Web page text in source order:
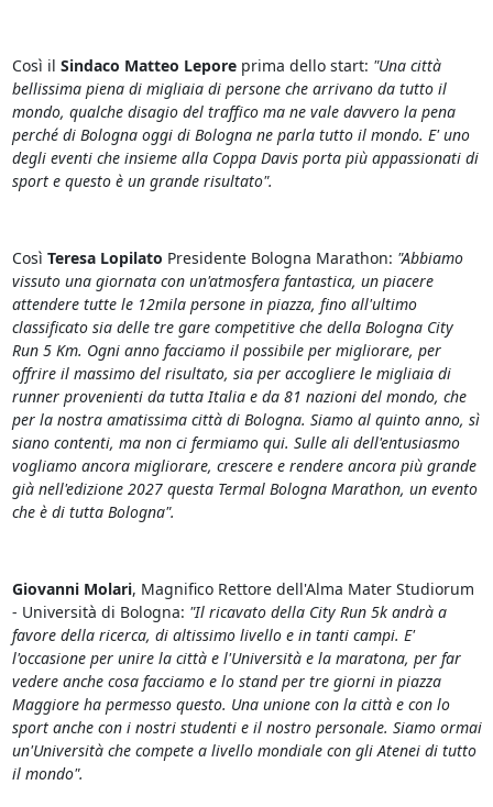
Così il Sindaco Matteo Leporeprima dello start: "Una città
bellissima piena di migliaia di persone che arrivano da tutto il
mondo, qualche disagio del traffico ma ne vale davvero la pena
perché di Bologna oggi di Bologna ne parla tutto il mondo. E' uno
degli eventi che insieme alla Coppa Davis porta più appassionati di
sport e questo è un grande risultato".
Così Teresa Lopilato Presidente Bologna Marathon: "Abbiamo
vissuto una giornata con un'atmosfera fantastica, un piacere
attendere tutte le 12mila persone in piazza, fino all'ultimo
classificato sia delle tre gare competitive che della Bologna City
Run 5 Km. Ogni anno facciamo il possibile per migliorare, per
offrire il massimo del risultato, sia per accogliere le migliaia di
runner provenienti da tutta Italia e da 81 nazioni del mondo, che
per la nostra amatissima città di Bologna. Siamo al quinto anno, sì
siano contenti, ma non ci fermiamo qui. Sulle ali dell'entusiasmo
vogliamo ancora migliorare, crescere e rendere ancora più grande
già nell'edizione 2027 questa Termal Bologna Marathon, un evento
che è di tutta Bologna".
Giovanni Molari, Magnifico Rettore dell'Alma Mater Studiorum
- Università di Bologna: "Il ricavato della City Run 5k andrà a
favore della ricerca, di altissimo livello e in tanti campi. E'
l'occasione per unire la città e l'Università e la maratona, per far
vedere anche cosa facciamo e lo stand per tre giorni in piazza
Maggiore ha permesso questo. Una unione con la città e con lo
sport anche con i nostri studenti e il nostro personale. Siamo ormai
un'Università che compete a livello mondiale con gli Atenei di tutto
il mondo".